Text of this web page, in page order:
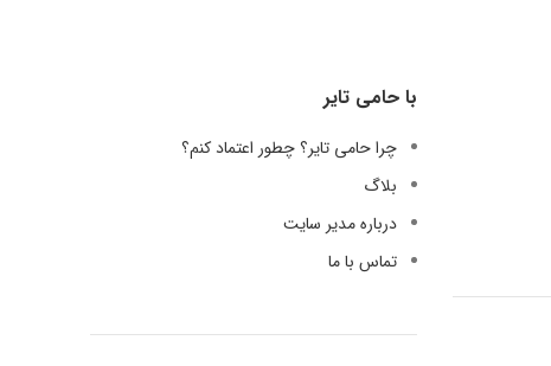
با حامی تایر
چرا حامی تایر؟ چطور اعتماد کنم؟
بلاگ
درباره مدیر سایت
تماس با ما